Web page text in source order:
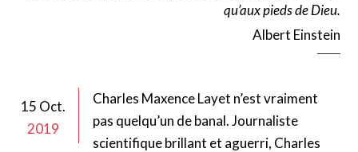
qu’aux pieds de Dieu.
Albert Einstein
15 Oct.
2019
Charles Maxence Layet n’est vraiment
pas quelqu’un de banal. Journaliste
scientifique brillant et aguerri, Charles